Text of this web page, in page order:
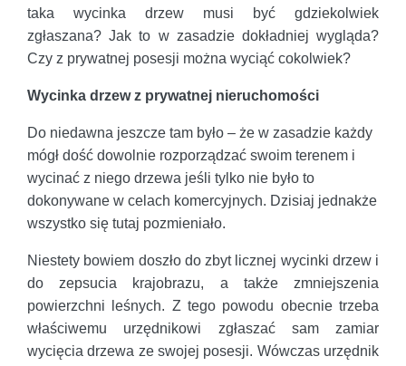
taka wycinka drzew musi być gdziekolwiek
zgłaszana? Jak to w zasadzie dokładniej wygląda?
Czy z prywatnej posesji można wyciąć cokolwiek?
Wycinka drzew z prywatnej nieruchomości
Do niedawna jeszcze tam było – że w zasadzie każdy
mógł dość dowolnie rozporządzać swoim terenem i
wycinać z niego drzewa jeśli tylko nie było to
dokonywane w celach komercyjnych. Dzisiaj jednakże
wszystko się tutaj pozmieniało.
Niestety bowiem doszło do zbyt licznej wycinki drzew i
do zepsucia krajobrazu, a także zmniejszenia
powierzchni leśnych. Z tego powodu obecnie trzeba
właściwemu urzędnikowi zgłaszać sam zamiar
wycięcia drzewa ze swojej posesji. Wówczas urzędnik